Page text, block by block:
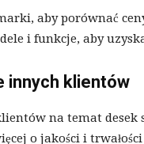
aby porównać
i funkcje, aby
innych klientów
na temat desek
o jakości i